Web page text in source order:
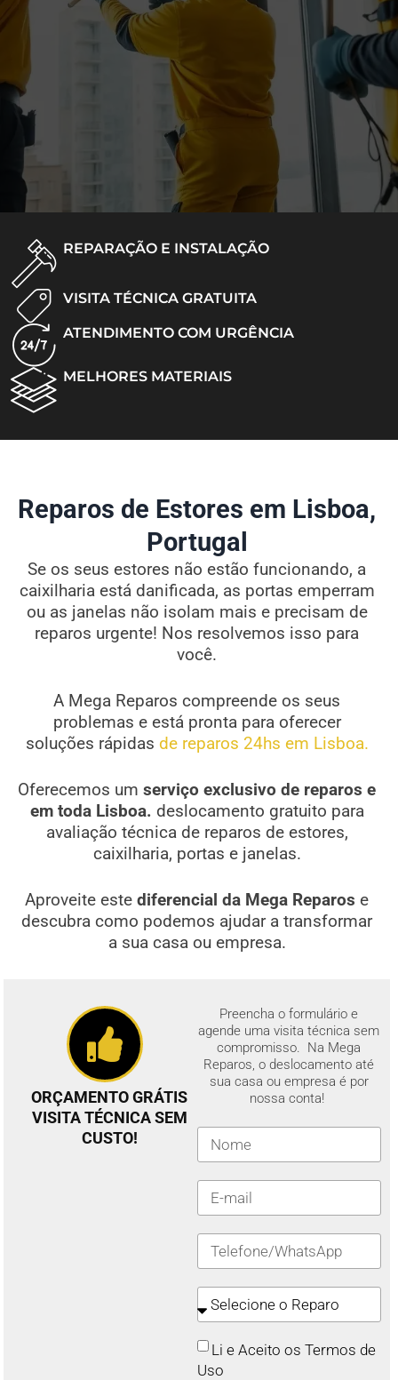
REPARAÇÃO E INSTALAÇÃO
VISITA TÉCNICA GRATUITA
ATENDIMENTO COM URGÊNCIA
MELHORES MATERIAIS
Reparos de Estores em Lisboa,
Portugal
Se os seus estores não estão funcionando, a
caixilharia está danificada, as portas emperram
ou as janelas não isolam mais e precisam de
reparos urgente! Nos resolvemos isso para
você.
A Mega Reparos compreende os seus
problemas e está pronta para oferecer
soluções rápidas de reparos 24hs em Lisboa.
Oferecemos um serviço exclusivo de reparos e
em toda Lisboa. deslocamento gratuito para
avaliação técnica de reparos de estores,
caixilharia, portas e janelas.
Aproveite estediferencial da Mega Reparos e
descubra como podemos ajudar a transformar
a sua casa ou empresa.
ORÇAMENTO GRÁTIS
VISITA TÉCNICA SEM
CUSTO!
Preencha o formulário e
agende uma visita técnica sem
compromisso. Na Mega
Reparos, o deslocamento até
sua casa ou empresa é por
nossa conta!
Li e Aceito os Termos de
Uso